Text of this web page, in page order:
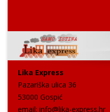
Lika Express
Pazariška ulica 36
53000 Gospić
email: info@lika-express.hr